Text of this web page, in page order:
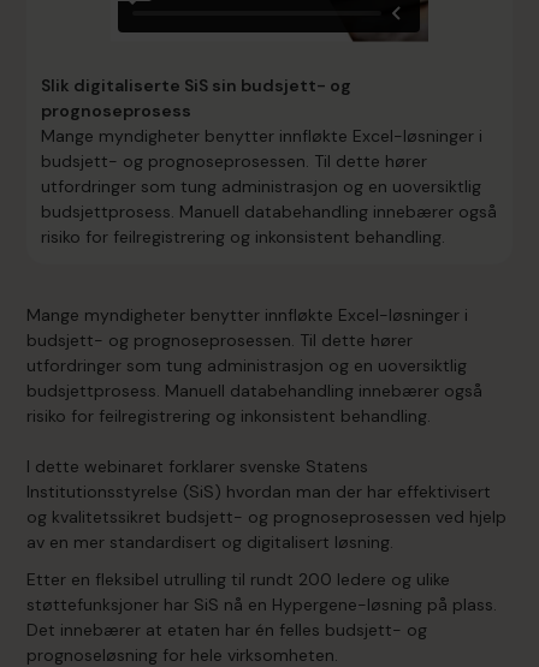
Slik digitaliserte SiS sin budsjett- og
prognoseprosess
Mange myndigheter benytter innfløkte Excel-løsninger i
budsjett- og prognoseprosessen. Til dette hører
utfordringer som tung administrasjon og en uoversiktlig
budsjettprosess. Manuell databehandling innebærer også
risiko for feilregistrering og inkonsistent behandling.
Mange myndigheter benytter innfløkte Excel-løsninger i
budsjett- og prognoseprosessen. Til dette hører
utfordringer som tung administrasjon og en uoversiktlig
budsjettprosess. Manuell databehandling innebærer også
risiko for feilregistrering og inkonsistent behandling.
I dette webinaret forklarer svenske Statens
Institutionsstyrelse (SiS) hvordan man der har effektivisert
og kvalitetssikret budsjett- og prognoseprosessen ved hjelp
av en mer standardisert og digitalisert løsning.
Etter en fleksibel utrulling til rundt 200 ledere og ulike
støttefunksjoner har SiS nå en Hypergene-løsning på plass.
Det innebærer at etaten har én felles budsjett- og
prognoseløsning for hele virksomheten.